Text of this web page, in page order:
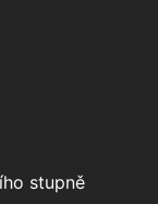
stupně